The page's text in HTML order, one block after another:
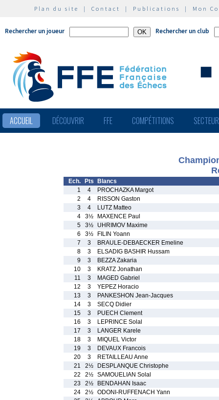
Plan du site | Contact | Publications | Mon
Rechercher un joueur Rechercher un club
ACCUEIL DÉCOUVRIR FFE COMPÉTITIONS
Ech. Pts
Blancs
1
4
PROCHAZKA Margot
2
4
RISSON Gaston
3
4
LUTZ Matteo
4
3½
MAXENCE Paul
5
3½
UHRIMOV Maxime
6
3½
FILIN Yoann
7
3
BRAULE-DEBAECKER Emeline
8
3
ELSADIG BASHIR Hussam
9
3
BEZZA Zakaria
10
3
KRATZ Jonathan
11
3
MAGED Gabriel
12
3
YEPEZ Horacio
13
3
PANKESHON Jean-Jacques
14
3
SECQ Didier
15
3
PUECH Clement
16
3
LEPRINCE Solal
17
3
LANGER Karele
18
3
MIQUEL Victor
19
3
DEVAUX Francois
20
3
RETAILLEAU Anne
21
2½
DESPLANQUE Christophe
22
2½
SAMOUELIAN Solal
23
2½
BENDAHAN Isaac
24
2½
ODONI-RUFFENACH Yann